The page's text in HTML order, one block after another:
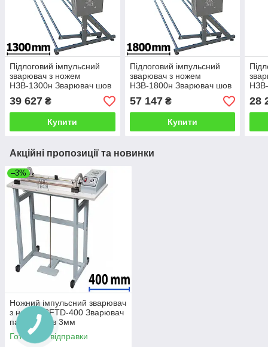
Підлоговий імпульсний
зварювач з ножем
НЗВ-1300н Зварювач шов
3мм Ножний зварювач
плівок з обрізанням ABC
Tech
39 627 ₴
Купити
Підлоговий імпульсний
зварювач з ножем
НЗВ-1800н Зварювач шов
3мм Ножний зварювач
плівок з обрізанням ABC
Tech
57 147₴
Купити
мм
Tech
28
Акційні пропозиції та новинки
–3%
Ножний імпульсний зварювач
з ножем SFTD-400 Зварювач
пакетів Шов 3мм
Пакеторобник з рукава
HUALIAN
Готово до відправки